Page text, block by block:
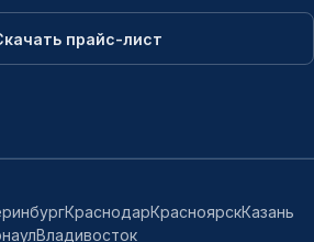
прайс-лист
КраснодарКрасноярскКазань
Владивосток